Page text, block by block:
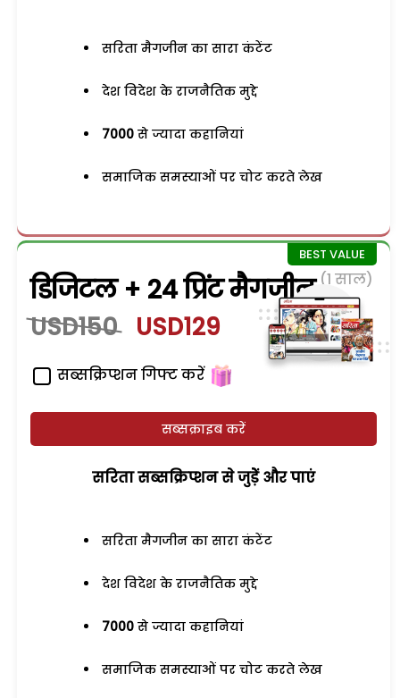
सरिता मैगजीन का सारा कंटेंट
देश विदेश के राजनैतिक मुद्दे
7000 से ज्यादा कहानियां
समाजिक समस्याओं पर चोट करते लेख
डिजिटल + 24 प्रिंट मैगजीन (1 साल)
USD150 USD129
सब्सक्रिप्शन गिफ्ट करें
सब्सक्राइब करें
सरिता सब्सक्रिप्शन से जुड़ेें और पाएं
सरिता मैगजीन का सारा कंटेंट
देश विदेश के राजनैतिक मुद्दे
7000 से ज्यादा कहानियां
समाजिक समस्याओं पर चोट करते लेख